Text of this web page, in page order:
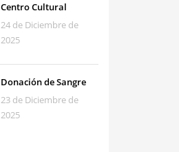
Centro Cultural
24 de Diciembre de
2025
Donación de Sangre
23 de Diciembre de
2025